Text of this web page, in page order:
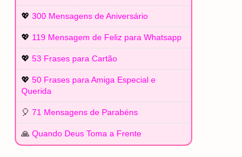
💖 300 Mensagens de Aniversário
💖 119 Mensagem de Feliz para Whatsapp
💖 53 Frases para Cartão
💖 50 Frases para Amiga Especial e
Querida
🎈 71 Mensagens de Parabéns
🙏 Quando Deus Toma a Frente